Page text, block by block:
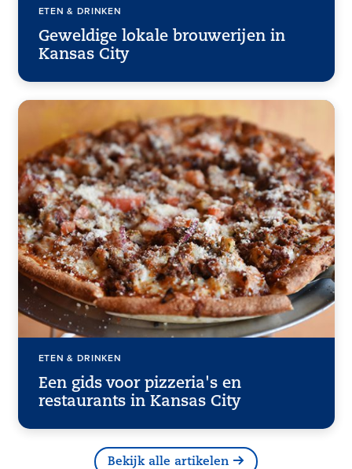
ETEN & DRINKEN
Geweldige lokale brouwerijen in
Kansas City
ETEN & DRINKEN
Een gids voor pizzeria's en
restaurants in Kansas City
Bekijk alle artikelen